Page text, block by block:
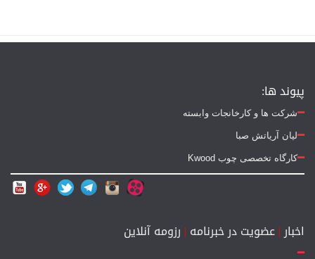
پیوند ها:
شرکت ها و کارخانجات وابسته
لیان آریاتش صبا
کارگاه تخصصی چوب Kwood
اخبار|عضویت در خبرنامه | رزومه آنلاین